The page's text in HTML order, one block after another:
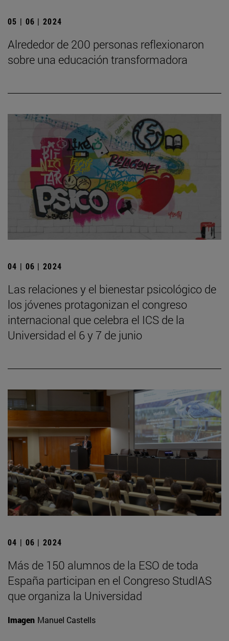
05 | 06 | 2024
Alrededor de 200 personas reflexionaron
sobre una educación transformadora
04 | 06 | 2024
Las relaciones y el bienestar psicológico de
los jóvenes protagonizan el congreso
internacional que celebra el ICS de la
Universidad el 6 y 7 de junio
04 | 06 | 2024
Más de 150 alumnos de la ESO de toda
España participan en el Congreso StudIAS
que organiza la Universidad
Imagen Manuel Castells